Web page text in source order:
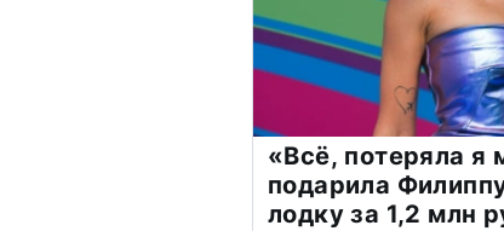
«Всё, потеряла я
подарила
лодку за 1,2 млн